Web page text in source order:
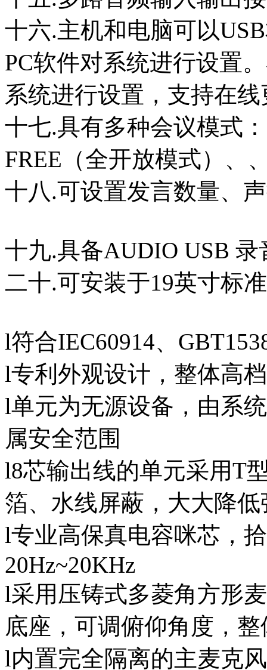
十六.主机和电脑可以
PC软件对系统进行设置
系统进行设置，支持在
十七.具有多种会议模式
FREE（全开放模式）、
十八.可设置发言数量、
十九.具备AUDIO USB
二十.可安装于19英寸标
l符合IEC60914、
l专利外观设计，整体高
l单元为无源设备，由系
属安全范围
l8芯输出线的单元采用T
箔、水线屏蔽，大大降
l专业高保真电容咪芯，
20Hz~20KHz
l采用压铸式多菱角方形
底座，可调俯仰角度，
l内置完全隔离的主麦克